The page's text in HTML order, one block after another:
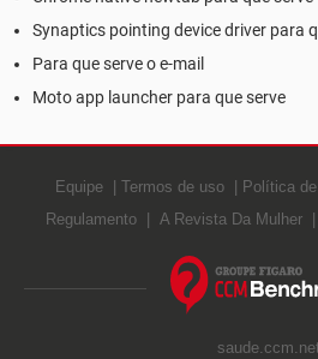
Synaptics pointing device driver para
Para que serve o e-mail
Moto app launcher para que serve
Equipe Termos de uso Política
Regulamento
A Revista Da Mulher
saude.ccm.net